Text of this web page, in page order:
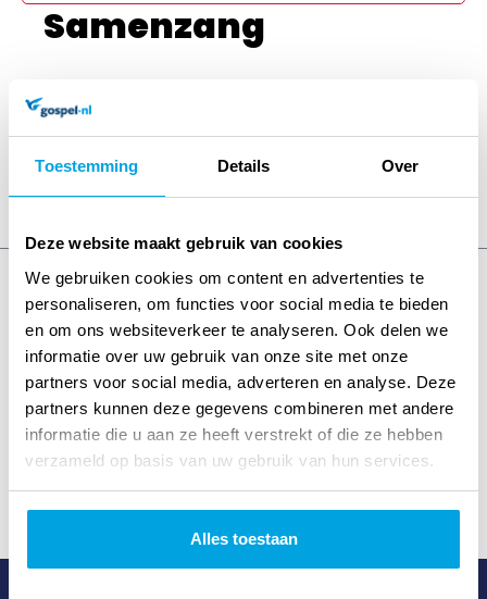
Toestemming Details Over
Deze website maakt gebruik van cookies
We gebruiken cookies om content en advertenties te
personaliseren, om functies voor social media te bieden
en om ons websiteverkeer te analyseren. Ook delen we
informatie over uw gebruik van onze site met onze
partners voor social media, adverteren en analyse. Deze
partners kunnen deze gegevens combineren met andere
informatie die u aan ze heeft verstrekt of die ze hebben
verzameld op basis van uw gebruik van hun services.
Alles toestaan
Samenzang
4,6Uitstekend• 250 beoordelingen